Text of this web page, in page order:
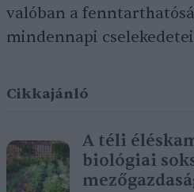
valóban a
mindennapi
Cikkajánló
A téli
biológiai